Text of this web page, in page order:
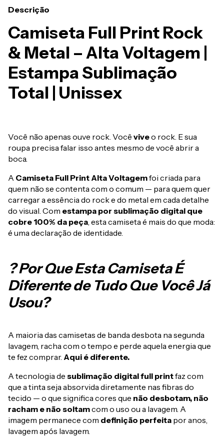
Descrição
Camiseta Full Print Rock
& Metal – Alta Voltagem |
Estampa Sublimação
Total | Unissex
Você não apenas ouve rock. Você viveo rock. E sua
roupa precisa falar isso antes mesmo de você abrir a
boca.
A Camiseta Full Print Alta Voltagemfoi criada para
quem não se contenta com o comum — para quem quer
carregar a essência do rock e do metal em cada detalhe
do visual. Com estampa por sublimação digital que
cobre 100% da peça , esta camiseta é mais do que moda:
é uma declaração de identidade.
? Por Que Esta Camiseta É
Diferente de Tudo Que Você Já
Usou?
A maioria das camisetas de banda desbota na segunda
lavagem, racha com o tempo e perde aquela energia que
te fez comprar. Aqui é diferente.
A tecnologia de sublimação digital full printfaz com
que a tinta seja absorvida diretamente nas fibras do
tecido — o que significa cores que não desbotam, não
racham e não soltamcom o uso ou a lavagem. A
imagem permanece com definição perfeita por anos,
lavagem após lavagem.